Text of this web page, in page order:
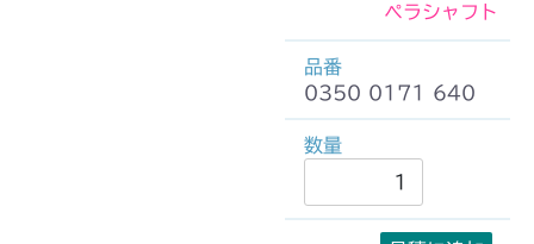
ペラシャフト
0350 0171 640